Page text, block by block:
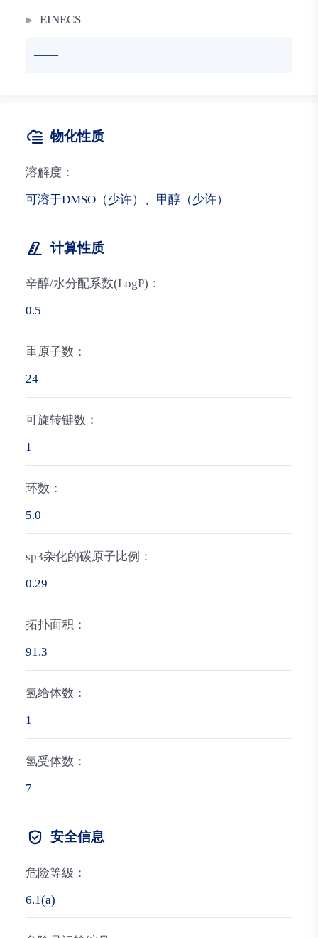
EINECS
——
物化性质
溶解度：
可溶于DMSO（少许）、甲醇（少许）
计算性质
辛醇/水分配系数(LogP)：
0.5
重原子数：
24
可旋转键数：
1
环数：
5.0
sp3杂化的碳原子比例：
0.29
拓扑面积：
91.3
氢给体数：
1
氢受体数：
7
安全信息
危险等级：
6.1(a)